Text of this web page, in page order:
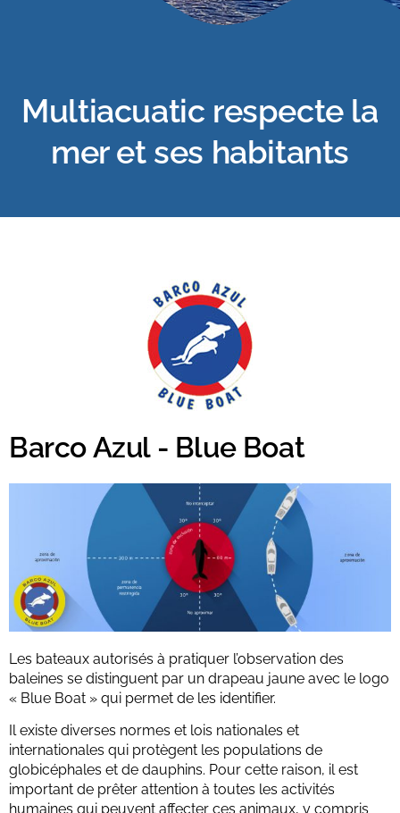
Multiacuatic respecte la
mer et ses habitants
Barco Azul - Blue Boat
Les bateaux autorisés à pratiquer l’observation des
baleines se distinguent par un drapeau jaune avec le logo
« Blue Boat » qui permet de les identifier.
Il existe diverses normes et lois nationales et
internationales qui protègent les populations de
globicéphales et de dauphins. Pour cette raison, il est
important de prêter attention à toutes les activités
humaines qui peuvent affecter ces animaux, y compris